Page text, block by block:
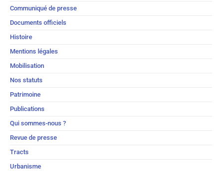
Communiqué de presse
Documents officiels
Histoire
Mentions légales
Mobilisation
Nos statuts
Patrimoine
Publications
Qui sommes-nous ?
Revue de presse
Tracts
Urbanisme